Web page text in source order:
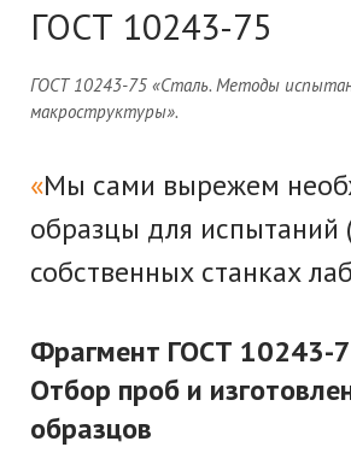
ГОСТ 10243-75
ГОСТ 10243-75 «Сталь. Методы
макроструктуры».
Мы сами вырежем
образцы для испытаний
собственных станках
Фрагмент ГОСТ 10243-
Отбор проб и
образцов